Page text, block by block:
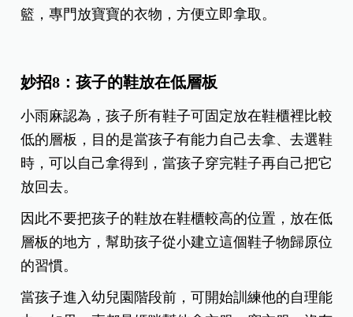
籃，專門放寶寶的衣物，方便立即拿取。
妙招8：孩子的鞋放在低層板
小雨麻認為，孩子所有鞋子可固定放在鞋櫃裡比較
低的層板，目的是當孩子有能力自己去拿、去選鞋
時，可以自己拿得到，當孩子穿完鞋子再自己把它
放回去。
因此不要把孩子的鞋放在鞋櫃較高的位置，放在低
層板的地方，幫助孩子從小建立這個鞋子物歸原位
的習慣。
當孩子進入幼兒園階段前，可開始訓練他的自理能